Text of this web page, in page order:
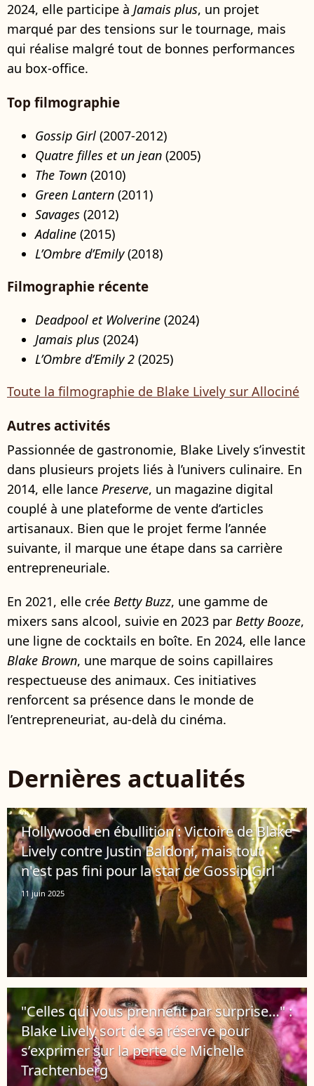
2024, elle participe à Jamais plus, un projet
marqué par des tensions sur le tournage, mais
qui réalise malgré tout de bonnes performances
au box-office.
Top filmographie
Gossip Girl (2007-2012)
Quatre filles et un jean (2005)
The Town (2010)
Green Lantern (2011)
Savages (2012)
Adaline (2015)
L’Ombre d’Emily(2018)
Filmographie récente
Deadpool et Wolverine (2024)
Jamais plus (2024)
L’Ombre d’Emily 2 (2025)
Toute la filmographie de Blake Lively sur Allociné
Autres activités
Passionnée de gastronomie, Blake Lively s’investit
dans plusieurs projets liés à l’univers culinaire. En
2014, elle lance Preserve, un magazine digital
couplé à une plateforme de vente d’articles
artisanaux. Bien que le projet ferme l’année
suivante, il marque une étape dans sa carrière
entrepreneuriale.
En 2021, elle crée Betty Buzz, une gamme de
mixers sans alcool, suivie en 2023 par Betty Booze,
une ligne de cocktails en boîte. En 2024, elle lance
Blake Brown, une marque de soins capillaires
respectueuse des animaux. Ces initiatives
renforcent sa présence dans le monde de
l’entrepreneuriat, au-delà du cinéma.
Dernières actualités
Hollywood en ébullition : Victoire de Blake
Lively contre Justin Baldoni, mais tout
n'est pas fini pour la star de Gossip Girl
11 juin 2025
"Celles qui vous prennent par surprise…" :
Blake Lively sort de sa réserve pour
s’exprimer sur la perte de Michelle
Trachtenberg